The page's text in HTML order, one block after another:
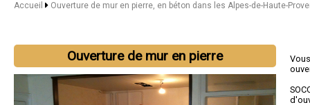
Accueil Ouverture de mur en pierre, en béton dans les Alpes-de-Haute-
Ouverture de mur en pierre